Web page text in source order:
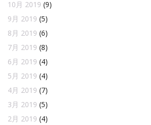
10月 2019 (9)
9月 2019 (5)
8月 2019 (6)
7月 2019 (8)
6月 2019 (4)
5月 2019 (4)
4月 2019 (7)
3月 2019 (5)
2月 2019 (4)